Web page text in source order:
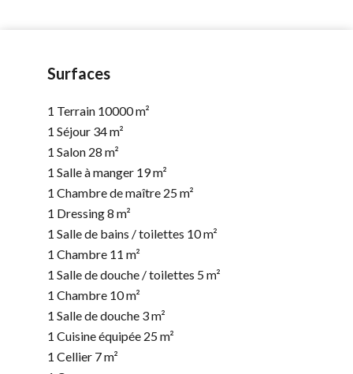
Surfaces
1 Terrain 10000 m²
1 Séjour 34 m²
1 Salon 28 m²
1 Salle à manger 19 m²
1 Chambre de maître 25 m²
1 Dressing8 m²
1 Salle de bains / toilettes 10 m²
1 Chambre 11 m²
1 Salle de douche / toilettes 5 m²
1 Chambre 10 m²
1 Salle de douche 3 m²
1 Cuisine équipée 25 m²
1 Cellier 7 m²